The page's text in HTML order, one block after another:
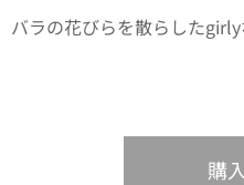
バラの花びらを散らしたgirly
購